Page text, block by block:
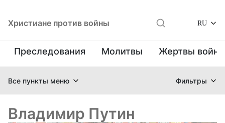
Христиане против войны RU
Преследования Молитвы Жертвы
Все пункты меню Фильтры
Владимир Путин